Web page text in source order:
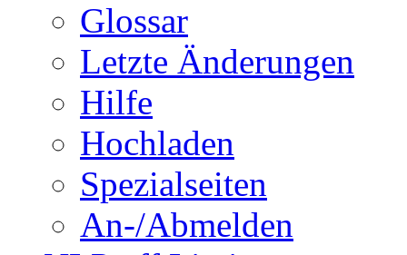
Glossar
Letzte Änderungen
Hilfe
Hochladen
Spezialseiten
An-/Abmelden